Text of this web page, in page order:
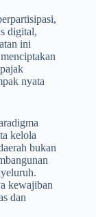
digital,
ini
nyata
kelola
bukan
kewajiban
dan